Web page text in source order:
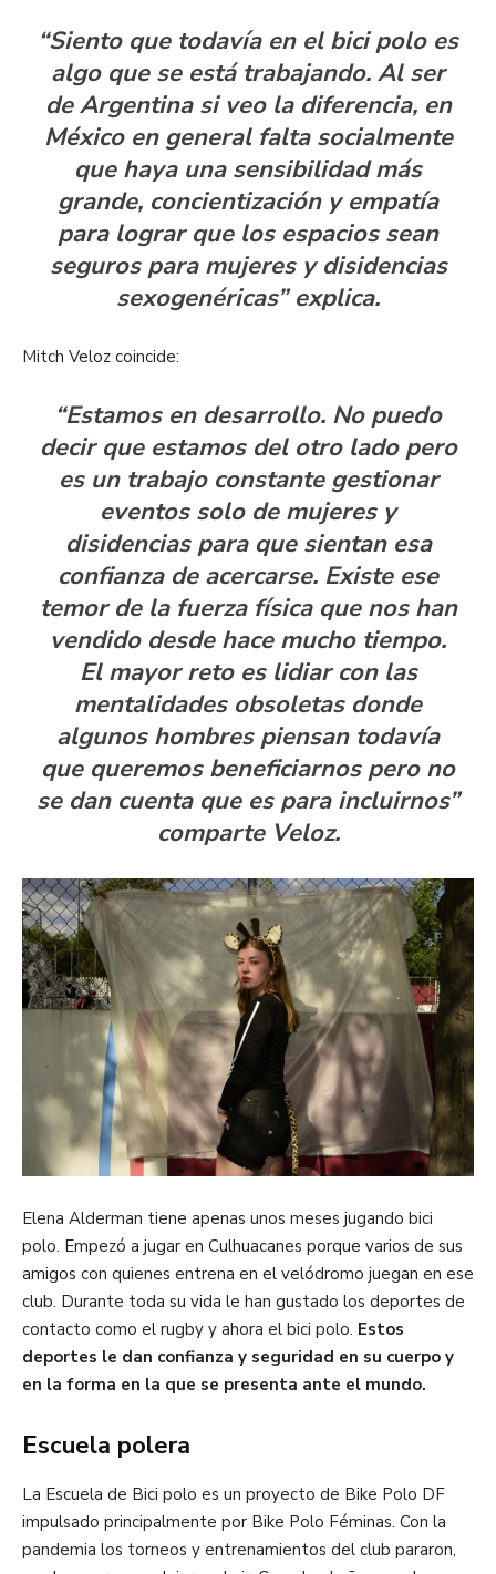
“Siento que todavía en el bici polo es
algo que se está trabajando. Al ser
de Argentina si veo la diferencia, en
México en general falta socialmente
que haya una sensibilidad más
grande, concientización y empatía
para lograr que los espacios sean
seguros para mujeres y disidencias
sexogenéricas” explica.
Mitch Veloz coincide:
“Estamos en desarrollo. No puedo
decir que estamos del otro lado pero
es un trabajo constante gestionar
eventos solo de mujeres y
disidencias para que sientan esa
confianza de acercarse. Existe ese
temor de la fuerza física que nos han
vendido desde hace mucho tiempo.
El mayor reto es lidiar con las
mentalidades obsoletas donde
algunos hombres piensan todavía
que queremos beneficiarnos pero no
se dan cuenta que es para incluirnos”
comparte Veloz.
Elena Alderman tiene apenas unos meses jugando bici
polo. Empezó a jugar en Culhuacanes porque varios de sus
amigos con quienes entrena en el velódromo juegan en ese
club. Durante toda su vida le han gustado los deportes de
contacto como el rugby y ahora el bici polo. Estos
deportes le dan confianza y seguridad en su cuerpo y
en la forma en la que se presenta ante el mundo.
Escuela polera
La Escuela de Bici polo es un proyecto de Bike Polo DF
impulsado principalmente por Bike Polo Féminas. Con la
pandemia los torneos y entrenamientos del club pararon,